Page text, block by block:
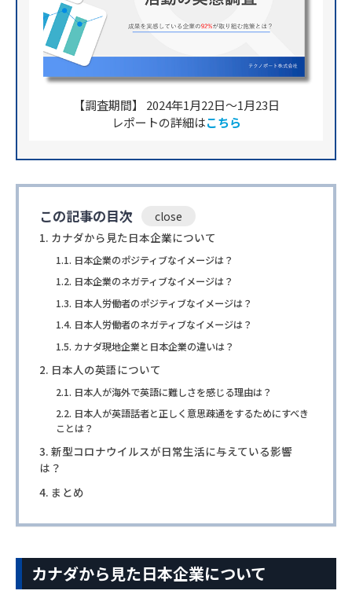
【調査期間】 2024年1月22日〜1月23日
レポートの詳細はこちら
この記事の目次
カナダから見た日本企業について
日本企業のポジティブなイメージは？
日本企業のネガティブなイメージは？
日本人労働者のポジティブなイメージは？
日本人労働者のネガティブなイメージは？
カナダ現地企業と日本企業の違いは？
日本人の英語について
日本人が海外で英語に難しさを感じる理由は？
日本人が英語話者と正しく意思疎通をするためにすべき
ことは？
新型コロナウイルスが日常生活に与えている影響
は？
まとめ
カナダから見た日本企業について